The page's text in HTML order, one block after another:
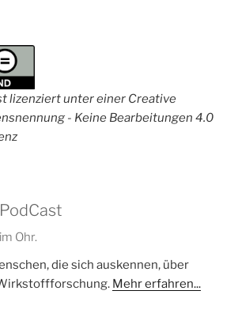
lizenziert unter einer Creative
- Keine Bearbeitungen 4.0
Ohr.
die sich auskennen, über
Mehr erfahren...